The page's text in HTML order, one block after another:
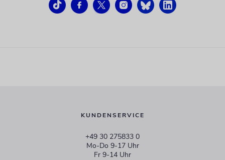
KUNDENSERVICE
+49 30 275833 0
Mo-Do 9-17 Uhr
Fr 9-14 Uhr